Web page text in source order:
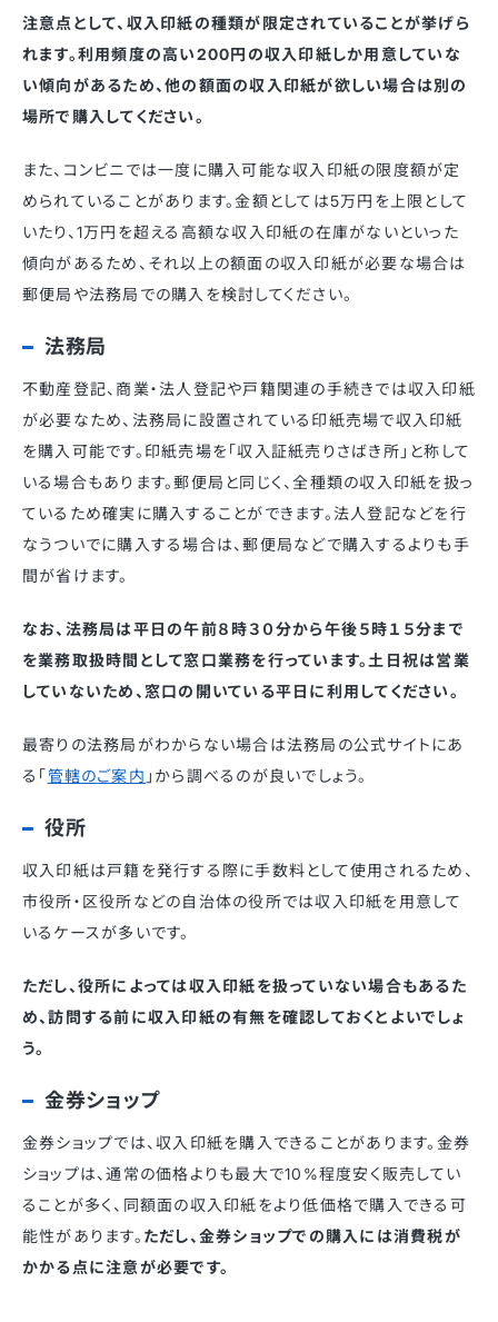
注意点として、収入印紙の種類が限定されていることが挙げら
れます。利用頻度の高い200円の収入印紙しか用意していな
い傾向があるため、他の額面の収入印紙が欲しい場合は別の
場所で購入してください。
また、コンビニでは一度に購入可能な収入印紙の限度額が定
められていることがあります。金額としては5万円を上限として
いたり、1万円を超える高額な収入印紙の在庫がないといった
傾向があるため、それ以上の額面の収入印紙が必要な場合は
郵便局や法務局での購入を検討してください。
法務局
不動産登記、商業・法人登記や戸籍関連の手続きでは収入印紙
が必要なため、法務局に設置されている印紙売場で収入印紙
を購入可能です。印紙売場を「収入証紙売りさばき所」と称して
いる場合もあります。郵便局と同じく、全種類の収入印紙を扱っ
ているため確実に購入することができます。法人登記などを行
なうついでに購入する場合は、郵便局などで購入するよりも手
間が省けます。
なお、法務局は平日の午前８時３０分から午後５時１５分まで
を業務取扱時間として窓口業務を行っています。土日祝は営業
していないため、窓口の開いている平日に利用してください。
最寄りの法務局がわからない場合は法務局の公式サイトにあ
る「管轄のご案内 」から調べるのが良いでしょう。
役所
収入印紙は戸籍を発行する際に手数料として使用されるため、
市役所・区役所などの自治体の役所では収入印紙を用意して
いるケースが多いです。
ただし、役所によっては収入印紙を扱っていない場合もあるた
め、訪問する前に収入印紙の有無を確認しておくとよいでしょ
う。
金券ショップ
金券ショップでは、収入印紙を購入できることがあります。金券
ショップは、通常の価格よりも最大で10%程度安く販売してい
ることが多く、同額面の収入印紙をより低価格で購入できる可
能性があります。 ただし、金券ショップでの購入には消費税が
かかる点に注意が必要です。